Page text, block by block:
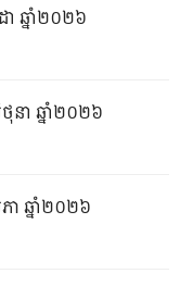
ឆ្នាំ២០២៦
នា ឆ្នាំ២០២៦
ឆ្នាំ២០២៦